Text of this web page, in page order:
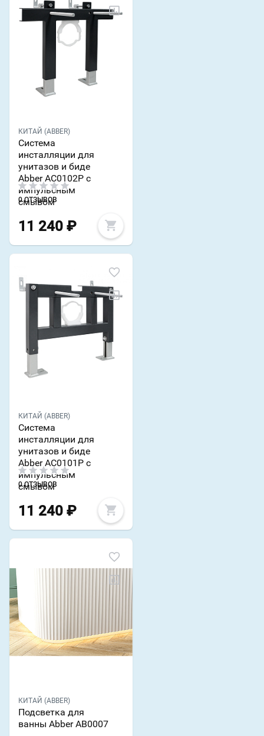
КИТАЙ (ABBER)
Система
инсталляции для
унитазов и биде
Abber AC0102P с
импульсным
смывом
0 ОТЗЫВОВ
11 240 ₽
КИТАЙ (ABBER)
Система
инсталляции для
унитазов и биде
Abber AC0101P с
импульсным
смывом
0 ОТЗЫВОВ
11 240 ₽
КИТАЙ (ABBER)
Подсветка для
ванны Abber AB0007